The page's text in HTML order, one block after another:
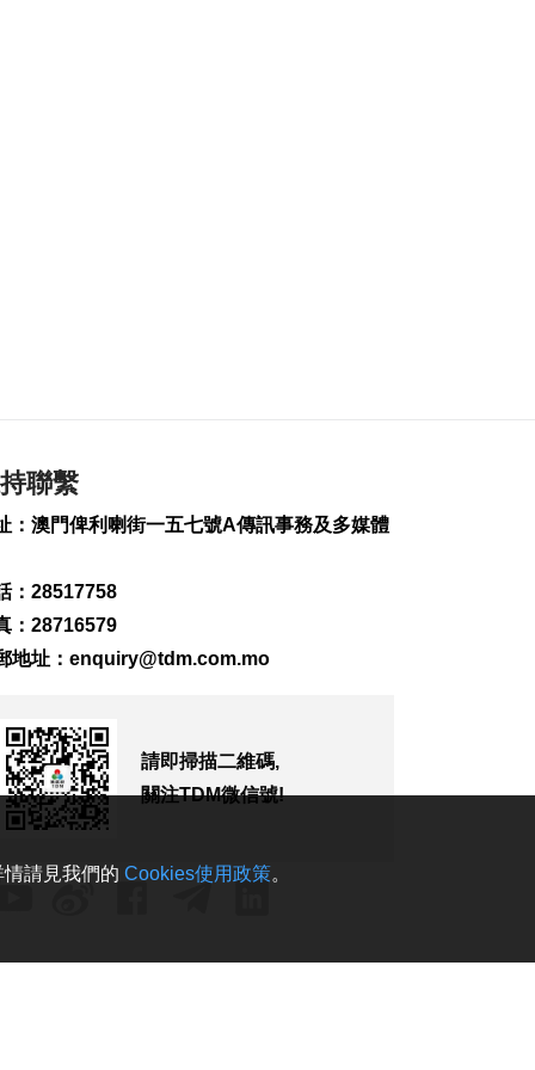
案 擬向俄油氣買家徵
臨時邊檢
泰國擬推更嚴格槍支
管控方案
聯繫
：澳門俾利喇街一五七號A傳訊事務及多媒體
：28517758
：28716579
地址： enquiry@tdm.com.mo
請即掃描二維碼,
關注TDM微信號!
請見我們的 Cookies使用政策。